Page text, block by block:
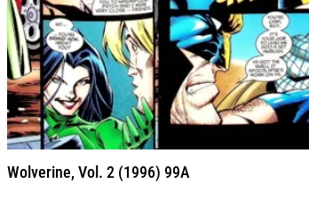
Wolverine, Vol. 2 (1996) 99A